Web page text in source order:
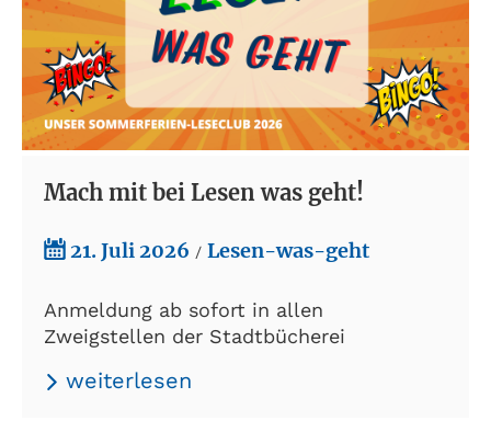
Mach mit bei Lesen was geht!
21. Juli 2026 / Lesen-was-geht
Anmeldung ab sofort in allen
Zweigstellen der Stadtbücherei
weiterlesen